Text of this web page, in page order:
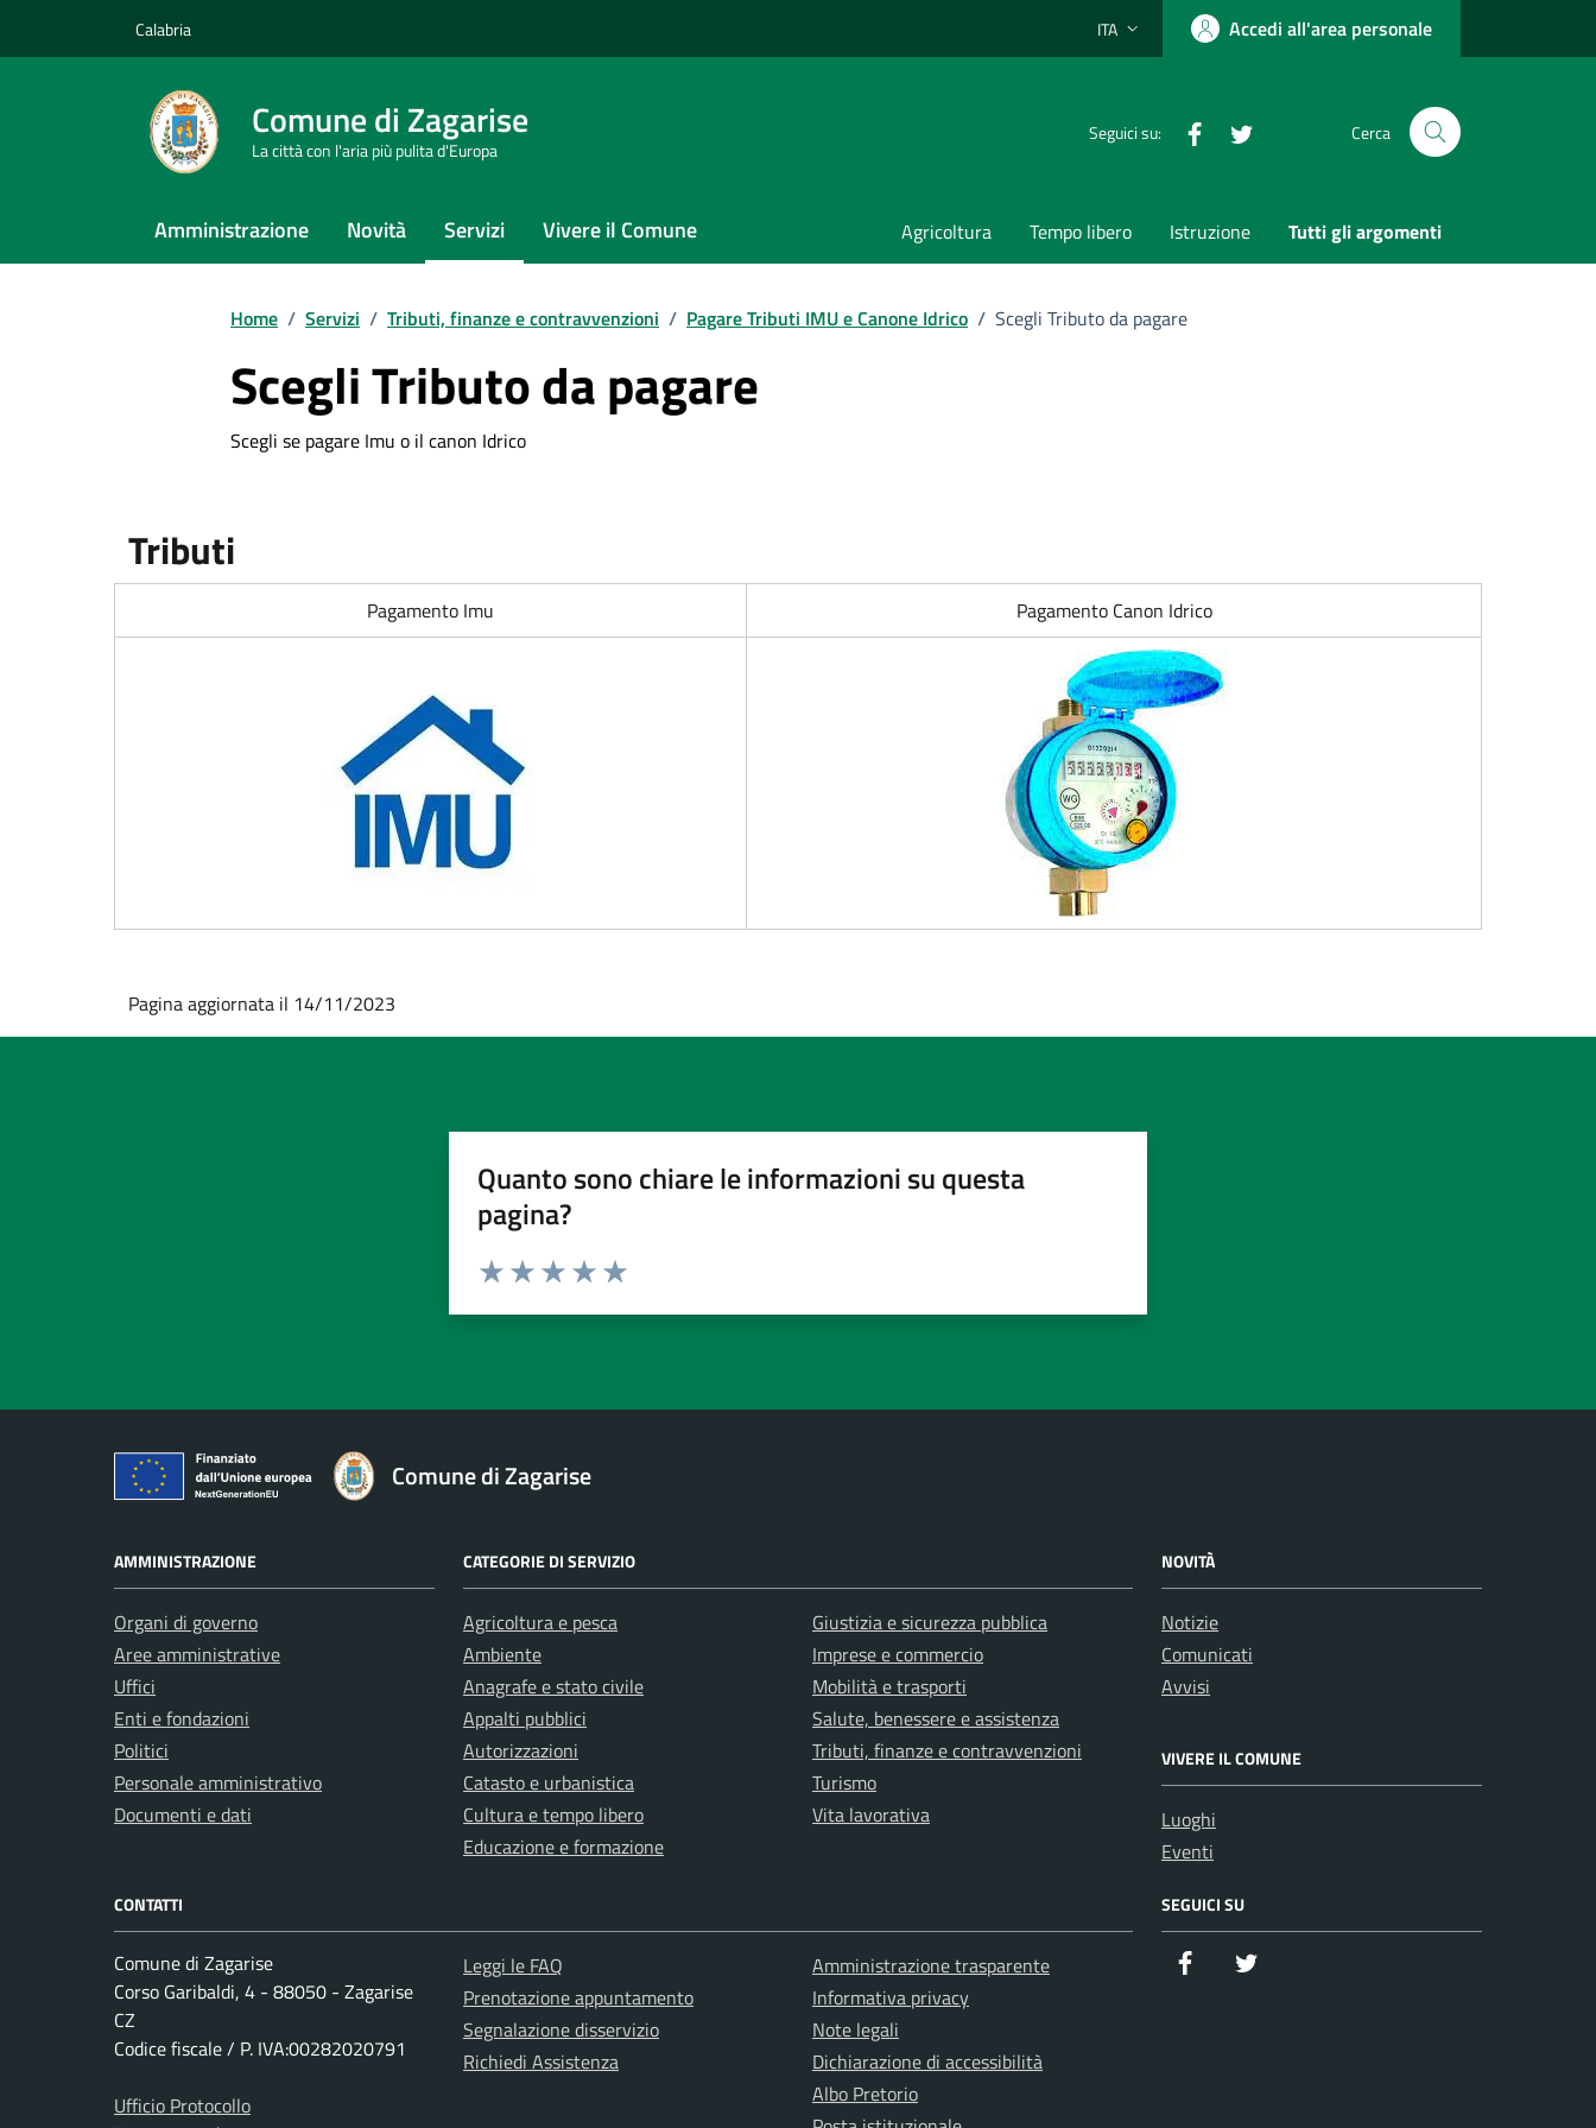
Calabria Lingua attiva:
ITA Accedi all'area personale
Comune di Zagarise
La città con l'aria più pulita d'Europa
Seguici su: Facebook Cerca
Amministrazione Novità Servizi Vivere il Comune Agricoltura Tempo libero Istruzione Tutti gli argomenti
Home / Servizi / Tributi, finanze e contravvenzioni / Pagare Tributi IMU e Canone Idrico / Scegli Tributo da pagare
Scegli Tributo da pagare
Scegli se pagare Imu o il canon Idrico
Tributi
Pagamento Imu Pagamento Canon Idrico
Pagina aggiornata il 14/11/2023
Quanto sono chiare le informazioni su questa
pagina?
Comune di Zagarise
AMMINISTRAZIONE
Organi di governo
Aree amministrative
Uffici
Enti e fondazioni
Politici
Personale amministrativo
Documenti e dati
CATEGORIE DI SERVIZIO
Agricoltura e pesca
Ambiente
Anagrafe e stato civile
Appalti pubblici
Autorizzazioni
Catasto e urbanistica
Cultura e tempo libero
Educazione e formazione
Giustizia e sicurezza pubblica
Imprese e commercio
Mobilità e trasporti
Salute, benessere e assistenza
Tributi, finanze e contravvenzioni
Turismo
Vita lavorativa
NOVITÀ
Notizie
Comunicati
Avvisi
VIVERE IL COMUNE
Luoghi
Eventi
CONTATTI
Comune di Zagarise
Corso Garibaldi, 4 - 88050 - Zagarise
CZ
Codice fiscale / P. IVA:00282020791
Ufficio Protocollo
Leggi le FAQ
Prenotazione appuntamento
Segnalazione disservizio
Richiedi Assistenza
Amministrazione trasparente
Informativa privacy
Note legali
Dichiarazione di accessibilità
Albo Pretorio
SEGUICI SU
Facebook